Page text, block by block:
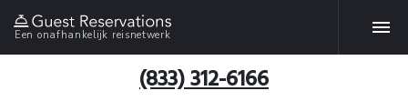
Een onafhankelijk reisnetwerk
(833) 312-6166